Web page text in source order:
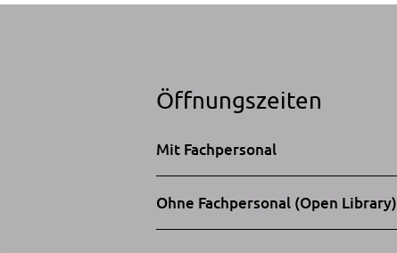
Öffnungszeiten
Mit Fachpersonal
Ohne Fachpersonal (Open Library)